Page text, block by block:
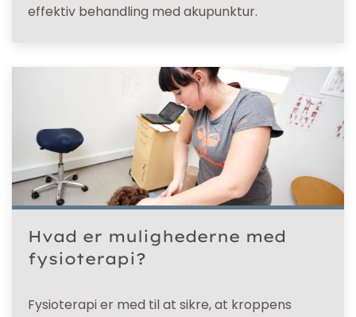
effektiv behandling med akupunktur.
Hvad er mulighederne med
fysioterapi?
Fysioterapi er med til at sikre, at kroppens